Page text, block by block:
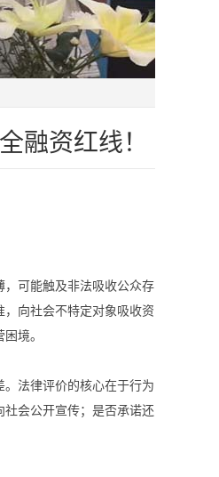
融资红线！
可能触及非法吸收公众存
向社会不特定对象吸收资
境。
法律评价的核心在于行为
会公开宣传；是否承诺还